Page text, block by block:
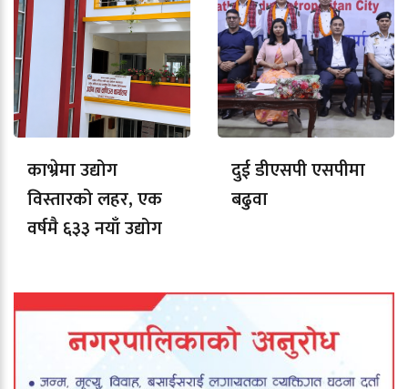
काभ्रेमा उद्योग
विस्तारको लहर, एक
वर्षमै ६३३ नयाँ उद्योग
दुई डीएसपी एसपीमा
बढुवा